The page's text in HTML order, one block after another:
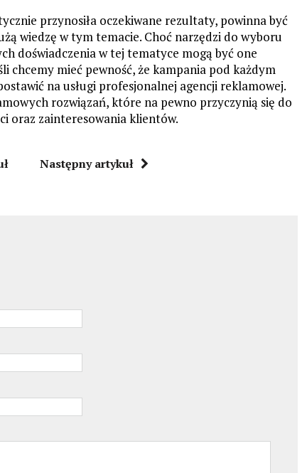
przynosiła oczekiwane rezultaty, powinna być
wiedzę w tym temacie. Choć narzędzi do wyboru
doświadczenia w tej tematyce mogą być one
chcemy mieć pewność, że kampania pod każdym
na usługi profesjonalnej agencji reklamowej.
rozwiązań, które na pewno przyczynią się do
oraz zainteresowania klientów.
Następny artykuł